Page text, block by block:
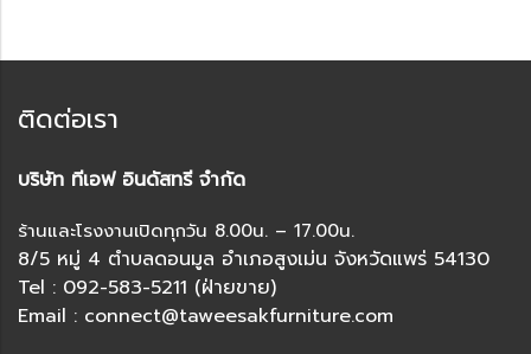
ติดต่อเรา
บริษัท ทีเอฟ อินดัสทรี จำกัด
ร้านและโรงงานเปิดทุกวัน 8.00น. – 17.00น.
8/5 หมู่ 4 ตำบลดอนมูล อำเภอสูงเม่น จังหวัดแพร่ 54130
Tel : 092-583-5211 (ฝ่ายขาย)
Email : connect@taweesakfurniture.com